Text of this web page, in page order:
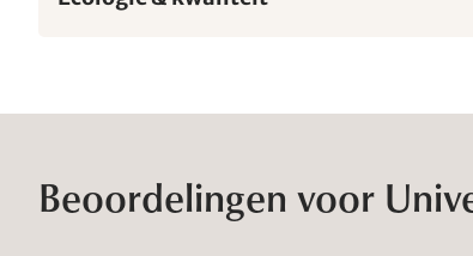
Beoordelingen voor